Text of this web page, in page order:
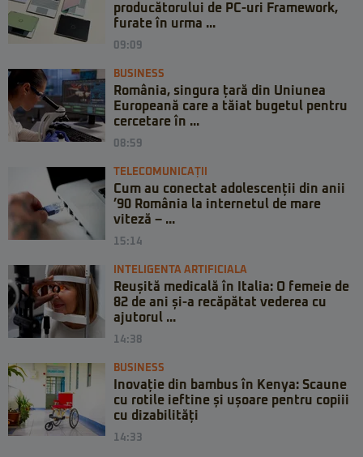
producătorului de PC-uri Framework,
furate în urma ...
09:09
BUSINESS
România, singura țară din Uniunea
Europeană care a tăiat bugetul pentru
cercetare în ...
08:59
TELECOMUNICAȚII
Cum au conectat adolescenții din anii
’90 România la internetul de mare
viteză – ...
15:14
INTELIGENTA ARTIFICIALA
Reușită medicală în Italia: O femeie de
82 de ani și-a recăpătat vederea cu
ajutorul ...
14:38
BUSINESS
Inovație din bambus în Kenya: Scaune
cu rotile ieftine și ușoare pentru copiii
cu dizabilități
14:33